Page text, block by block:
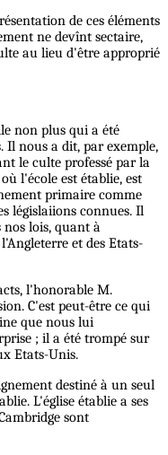
de ces éléments
ne devînt sectaire,
au lieu d'être approprié
non plus qui a été
Il nous a dit, par exemple,
le culte professé par la
l'école est établie, est
primaire comme
législaiions connues. Il
lois, quant à
et des Etats-
l'honorable M.
C'est peut-être ce qui
que nous lui
; il a été trompé sur
Etats-Unis.
destiné à un seul
L'église établie a ses
sont